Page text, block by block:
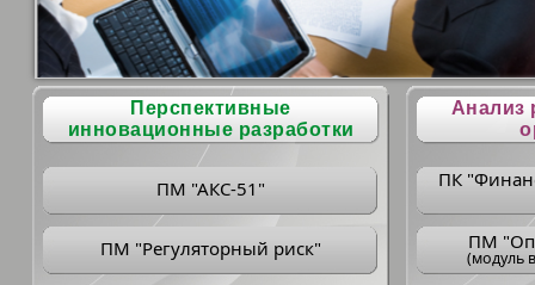
Перспективные
инновационные разработки
ПМ "АКС-51"
ПМ "Регуляторный риск"
Анализ
ПК
ПM
(модуль